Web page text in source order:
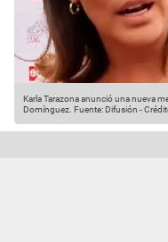
Karla Tarazona anunció una nueva
Domínguez. Fuente: Difusión -